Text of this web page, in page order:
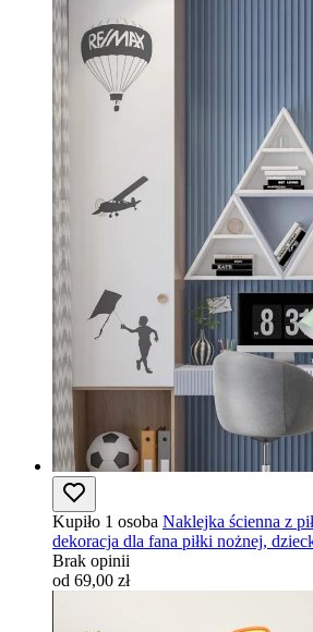
Kupiło 1 osoba Naklejka ścienna z
dekoracja dla fana piłki nożnej,
Brak opinii
od 69,00 zł